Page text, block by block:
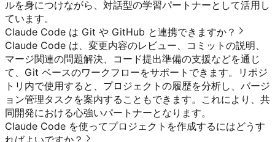
ルを身につけながら、対話型の学習パートナーとして活用し
ています。
Claude Code は Git や GitHub と連携できますか？
Claude Code は、変更内容のレビュー、コミットの説明、
マージ関連の問題解決、コード提出準備の支援などを通じ
て、Git ベースのワークフローをサポートできます。リポジ
トリ内で使用すると、プロジェクトの履歴を分析し、バージ
ョン管理タスクを案内することもできます。これにより、共
同開発における心強いパートナーとなります。
Claude Code を使ってプロジェクトを作成するにはどうす
ればよいですか？